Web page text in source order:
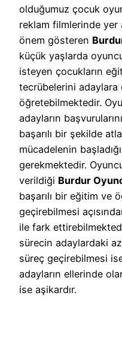
olduğumuz çocuk
reklam filmlerinde yer
önem gösteren
küçük yaşlarda
isteyen çocukların
tecrübelerini adaylara
öğretebilmektedir.
adayların
başarılı bir şekilde
mücadelenin
gerekmektedir.
verildiği Burdur
başarılı bir eğitim ve
geçirebilmesi
ile fark
sürecin adaylardaki
süreç geçirebilmesi
adayların ellerinde
ise aşikardır.